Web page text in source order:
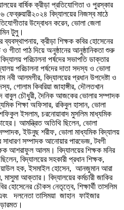
বার্ষিক ক্রীড়া প্রতিযোগিতা ও পুরস্কার
বিদ্যালয়ের নিজস্ব মাঠে
উদ্বোধন করেন, ভোলা জেলা
টুলু।
ব্যবস্থাপনায়, ক্রীড়া শিক্ষক কবির হোসেনের
পাঠ দিয়ে অনুষ্ঠানের আনুষ্ঠানিকতা শুরু
পরিচালনা পর্ষদের সভাপতি ডাক্তার
পরিচালনা পর্ষদের দাতা সদস্য ও ভোলা
আলমগীর, বিদ্যালয়ের প্রধান উপদেষ্টা ও
গোলাম কিবরিয়া জাহাঙ্গীর, দৌলতখান
বাবুল চৌধুরী, দৈনিক আজকের ভোলার সম্পাদক
শিক্ষা অফিসার, রকিবুল হাসান, ভোলা
ইসলাম, চরনোয়াবাদ মুসলিম মাধ্যমিক
আমন্ত্রিত অতিথি ছিলেন, ভোলা
ইউনুছ শরীফ, ভোলা মাধ্যমিক বিদ্যালয়
সাধারণ সম্পাদক আনোয়ার পারভেজ, টবগী
আশরাফুল আলম। বিদ্যালয়ের শিক্ষক মনির
বিদ্যালয়ের সহকারী প্রধান শিক্ষক,
হক, ইসমাইল হোসেন, আনজুমান আরা
আক্তার। বিদ্যালয়ের কর্মচারী জাকির
হোসেনের চৌকস নেতৃত্বে, শিক্ষার্থী তাসলিম
দলনেতা তাসিময়া জাহান ফাইজার